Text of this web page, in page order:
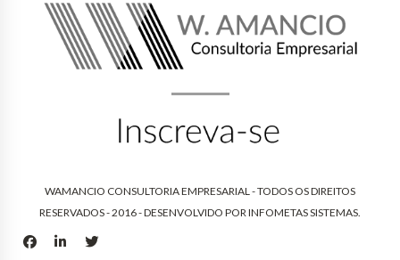
WAMANCIO CONSULTORIA EMPRESARIAL - TODOS OS DIREITOS
RESERVADOS - 2016 - DESENVOLVIDO PORINFOMETAS SISTEMAS.